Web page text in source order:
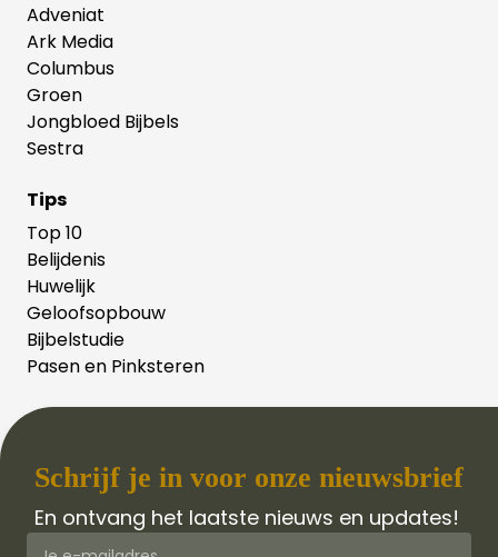
Adveniat
Ark Media
Columbus
Groen
Jongbloed Bijbels
Sestra
Tips
Top 10
Belijdenis
Huwelijk
Geloofsopbouw
Bijbelstudie
Pasen en Pinksteren
Schrijf je in voor onze nieuwsbrief
En ontvang het laatste nieuws en updates!